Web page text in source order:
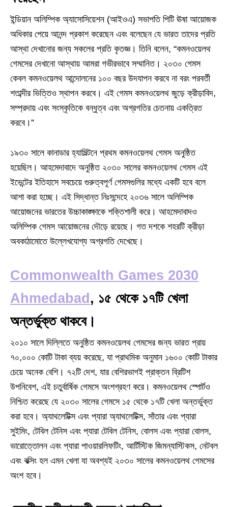
ইন্ডিয়ান অলিম্পিক অ্যাসোসিয়েশন (আইওএ) সভাপতি পিটি ঊষা আয়োজক
অধিকার পেয়ে আনন্দ প্রকাশ করেছেন এবং বলেছেন যে ভারত তাদের প্রতি
আস্থা দেখানোর জন্য সকলের প্রতি কৃতজ্ঞ। তিনি বলেন, “কমনওয়েলথ
গেমসের দেখানো আস্থায় আমরা গভীরভাবে সম্মানিত। ২০৩০ গেমস
কেবল কমনওয়েলথ আন্দোলনের ১০০ বছর উদযাপন করবে না বরং পরবর্তী
শতাব্দীর ভিত্তিও স্থাপন করবে। এই গেমস কমনওয়েলথ জুড়ে ক্রীড়াবিদ,
সম্প্রদায় এবং সংস্কৃতিকে বন্ধুত্ব এবং অগ্রগতির চেতনায় একত্রিত
করবে।”
১৯৩০ সালে কানাডার হ্যামিল্টনে প্রথম কমনওয়েলথ গেমস অনুষ্ঠিত
হয়েছিল। আহমেদাবাদে অনুষ্ঠিত ২০৩০ সালের কমনওয়েলথ গেমস এই
ইভেন্টের ইতিহাসে সবচেয়ে গুরুত্বপূর্ণ গেমসগুলির মধ্যে একটি হবে বলে
আশা করা হচ্ছে। এই সিদ্ধান্ত নিঃসন্দেহে ২০৩৬ সালে অলিম্পিক
আয়োজনের ভারতের উচ্চাকাঙ্ক্ষাকে শক্তিশালী করে। আহমেদাবাদও
অলিম্পিক গেমস আয়োজনের দৌড়ে রয়েছে। গত দশকে শহরটি ক্রীড়া
অবকাঠামোতে উল্লেখযোগ্য অগ্রগতি দেখেছে।
Commonwealth Games 2030
Ahmedabad , ১৫ থেকে ১৭টি খেলা
অন্তর্ভুক্ত থাকবে।
২০১০ সালে দিল্লিতে অনুষ্ঠিত কমনওয়েলথ গেমসের জন্য ভারত প্রায়
৭০,০০০ কোটি টাকা ব্যয় করেছে, যা প্রাথমিক অনুমান ১৬০০ কোটি টাকার
চেয়ে অনেক বেশি। ৭২টি দেশ, যার বেশিরভাগই প্রাক্তন ব্রিটিশ
উপনিবেশ, এই চতুর্বার্ষিক গেমসে অংশগ্রহণ করে। কমনওয়েলথ স্পোর্টও
নিশ্চিত করেছে যে ২০৩০ সালের গেমসে ১৫ থেকে ১৭টি খেলা অন্তর্ভুক্ত
করা হবে। অ্যাথলেটিক্স এবং প্যারা অ্যাথলেটিক্স, সাঁতার এবং প্যারা
সুইমিং, টেবিল টেনিস এবং প্যারা টেবিল টেনিস, বোলস এবং প্যারা বোলস,
ভারোত্তোলন এবং প্যারা পাওয়ারলিফটিং, আর্টিস্টিক জিমন্যাস্টিকস, নেটবল
এবং বক্সিং হল এমন খেলা যা অবশ্যই ২০৩০ সালের কমনওয়েলথ গেমসের
অংশ হবে।